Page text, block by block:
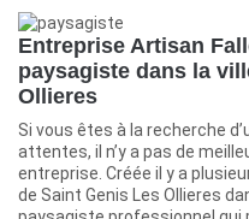
Entreprise Artisan
paysagiste dans la
Ollieres
Si vous êtes à la recherche
attentes, il n’y a pas de
entreprise. Créée il y a
de Saint Genis Les Ollieres